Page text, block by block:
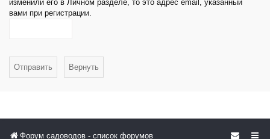
изменили его в Личном разделе, то это адрес email, указанный
вами при регистрации.
Форум садоводов - список форумов